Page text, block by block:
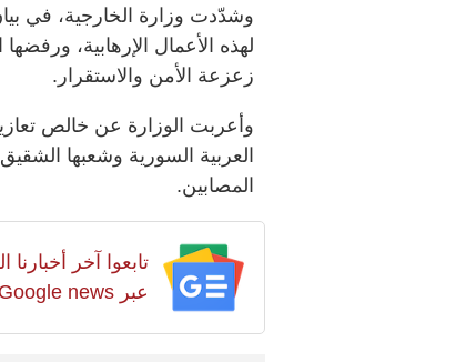
وشدّدت وزارة الخارجية، في
لهذه الأعمال الإرهابية،
زعزعة الأمن والاستقرار.
وأعربت الوزارة عن خالص
العربية السورية وشعبها
المصابين.
تابعوا آخر
عبر Google news